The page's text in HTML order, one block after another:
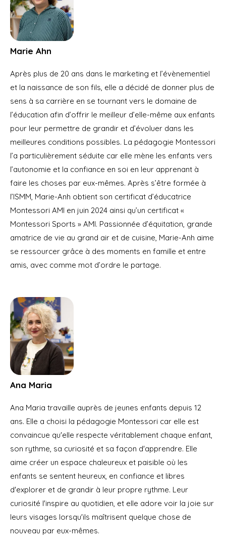
Marie Ahn
Après plus de 20 ans dans le marketing et l’évènementiel
et la naissance de son fils, elle a décidé de donner plus de
sens à sa carrière en se tournant vers le domaine de
l’éducation afin d’offrir le meilleur d’elle-même aux enfants
pour leur permettre de grandir et d’évoluer dans les
meilleures conditions possibles. La pédagogie Montessori
l’a particulièrement séduite car elle mène les enfants vers
l’autonomie et la confiance en soi en leur apprenant à
faire les choses par eux-mêmes. Après s’être formée à
l’ISMM, Marie-Anh obtient son certificat d’éducatrice
Montessori AMI en juin 2024 ainsi qu’un certificat «
Montessori Sports » AMI. Passionnée d’équitation, grande
amatrice de vie au grand air et de cuisine, Marie-Anh aime
se ressourcer grâce à des moments en famille et entre
amis, avec comme mot d’ordre le partage.
Ana Maria
Ana Maria travaille auprès de jeunes enfants depuis 12
ans. Elle a choisi la pédagogie Montessori car elle est
convaincue qu'elle respecte véritablement chaque enfant,
son rythme, sa curiosité et sa façon d'apprendre. Elle
aime créer un espace chaleureux et paisible où les
enfants se sentent heureux, en confiance et libres
d'explorer et de grandir à leur propre rythme. Leur
curiosité l'inspire au quotidien, et elle adore voir la joie sur
leurs visages lorsqu'ils maîtrisent quelque chose de
nouveau par eux-mêmes.